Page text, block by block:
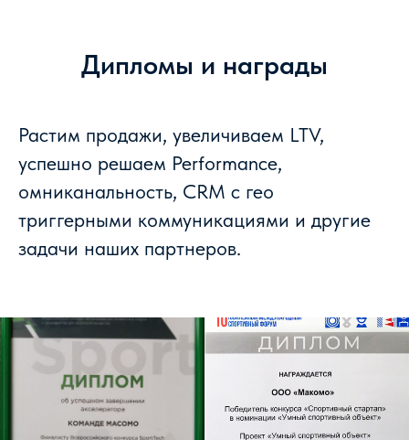
Дипломы и награды
Растим продажи, увеличиваем LTV,
успешно решаем Performance,
омниканальность, CRM с гео
триггерными коммуникациями и другие
задачи наших партнеров.